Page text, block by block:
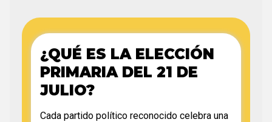
¿QUÉ ES LA ELECCIÓN
PRIMARIA DEL 21 DE
JULIO?
Cada partido político reconocido celebra una